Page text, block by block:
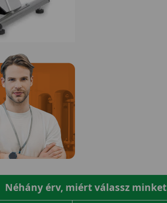
Néhány érv, miért válassz minket